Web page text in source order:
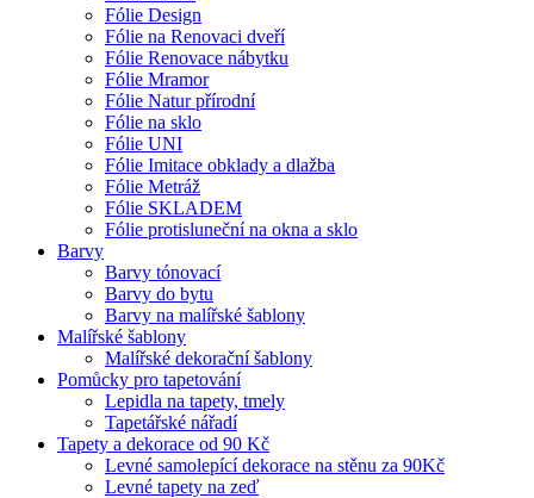
Fólie Design
Fólie na Renovaci dveří
Fólie Renovace nábytku
Fólie Mramor
Fólie Natur přírodní
Fólie na sklo
Fólie UNI
Fólie Imitace obklady a dlažba
Fólie Metráž
Fólie SKLADEM
Fólie protisluneční na okna a sklo
Barvy
Barvy tónovací
Barvy do bytu
Barvy na malířské šablony
Malířské šablony
Malířské dekorační šablony
Pomůcky pro tapetování
Lepidla na tapety, tmely
Tapetářské nářadí
Tapety a dekorace od 90 Kč
Levné samolepící dekorace na stěnu za 90Kč
Levné tapety na zeď